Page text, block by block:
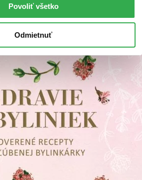
Povoliť všetko
Odmietnuť